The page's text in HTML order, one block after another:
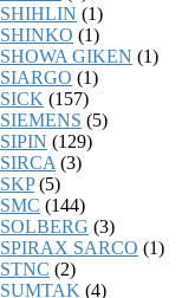
SHIHLIN (1)
SHINKO (1)
SHOWA GIKEN (1)
SIARGO (1)
SICK (157)
SIEMENS (5)
SIPIN (129)
SIRCA (3)
SKP (5)
SMC (144)
SOLBERG (3)
SPIRAX SARCO (1)
STNC (2)
SUMTAK (4)